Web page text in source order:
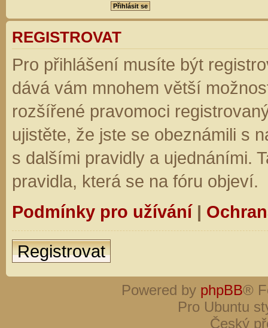
REGISTROVAT
Pro přihlášení musíte být
dává vám mnohem větší
rozšířené pravomoci
ujistěte, že jste se obeznámili s
s dalšími pravidly a ujednáními.
pravidla, která se na fóru objeví.
Podmínky pro užívání|
Registrovat
Powered by phpBB®
Pro Ubuntu
Český